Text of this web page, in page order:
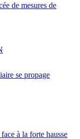
de mesures de
se propage
à la forte hausse